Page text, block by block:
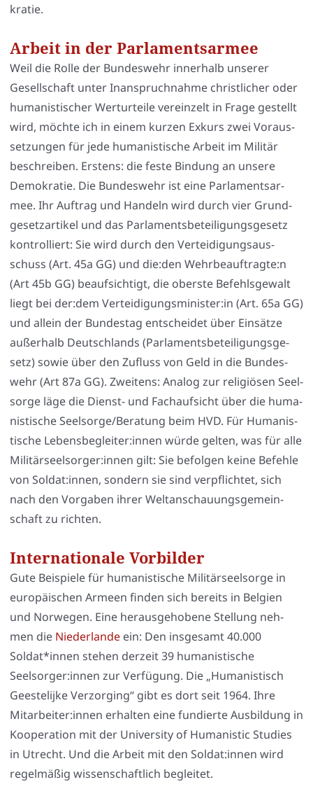
kra­tie.
Arbeit in der Parlamentsarmee
Weil die Rol­le der Bun­des­wehr inner­halb unse­rer
Gesell­schaft unter Inan­spruch­nah­me christ­li­cher oder
huma­nis­ti­scher Wert­ur­tei­le ver­ein­zelt in Fra­ge gestellt
wird, möch­te ich in einem kur­zen Exkurs zwei Vor­aus­
set­zun­gen für jede huma­nis­ti­sche Arbeit im Mili­tär
beschrei­ben. Ers­tens: die fes­te Bin­dung an unse­re
Demo­kra­tie. Die Bun­des­wehr ist eine Par­la­ments­ar­
mee. Ihr Auf­trag und Han­deln wird durch vier Grund­
ge­setz­ar­ti­kel und das Par­la­ments­be­tei­li­gungs­ge­setz
kon­trol­liert: Sie wird durch den Ver­tei­di­gungs­aus­
schuss (Art. 45a GG) und die:den Wehrbeauftragte:n
(Art 45b GG) beauf­sich­tigt, die obers­te Befehls­ge­walt
liegt bei der:dem Verteidigungsminister:in (Art. 65a GG)
und allein der Bun­des­tag ent­schei­det über Ein­sät­ze
außer­halb Deutsch­lands (Par­la­ments­be­tei­li­gungs­ge­
setz) sowie über den Zufluss von Geld in die Bun­des­
wehr (Art 87a GG). Zwei­tens: Ana­log zur reli­giö­sen Seel­
sor­ge läge die Dienst- und Fach­auf­sicht über die huma­
nis­ti­sche Seelsorge/Beratung beim HVD. Für Huma­nis­
ti­sche Lebensbegleiter:innen wür­de gel­ten, was für alle
Militärseelsorger:innen gilt: Sie befol­gen kei­ne Befeh­le
von Soldat:innen, son­dern sie sind ver­pflich­tet, sich
nach den Vor­ga­ben ihrer Welt­an­schau­ungs­ge­mein­
schaft zu rich­ten.
Internationale Vorbilder
Gute Bei­spie­le für huma­nis­ti­sche Mili­tär­seel­sor­ge in
euro­päi­schen Armeen fin­den sich bereits in Bel­gi­en
und Nor­we­gen. Eine her­aus­ge­ho­be­ne Stel­lung neh­
men die Nie­der­lan­deein: Den ins­ge­samt 40.000
Soldat*innen ste­hen der­zeit 39 huma­nis­ti­sche
Seelsorger:innen zur Ver­fü­gung. Die „Huma­nis­tisch
Geest­e­li­jke Ver­zor­ging“ gibt es dort seit 1964. Ihre
Mitarbeiter:innen erhal­ten eine fun­dier­te Aus­bil­dung in
Koope­ra­ti­on mit der Uni­ver­si­ty of Huma­ni­stic Stu­dies
in Utrecht. Und die Arbeit mit den Soldat:innen wird
regel­mä­ßig wis­sen­schaft­lich beglei­tet.